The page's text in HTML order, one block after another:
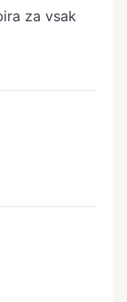
za vsak